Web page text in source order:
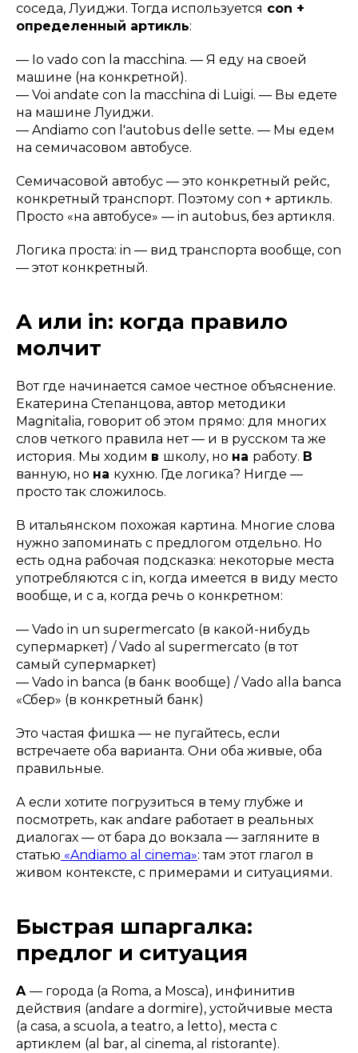
соседа, Луиджи. Тогда используется con +
определенный артикль:
— Io vado con la macchina. — Я еду на своей
машине (на конкретной).
— Voi andate con la macchina di Luigi. — Вы едете
на машине Луиджи.
— Andiamo con l'autobus delle sette. — Мы едем
на семичасовом автобусе.
Семичасовой автобус — это конкретный рейс,
конкретный транспорт. Поэтому con + артикль.
Просто «на автобусе» — in autobus, без артикля.
Логика проста: in — вид транспорта вообще, con
— этот конкретный.
A или in: когда правило
молчит
Вот где начинается самое честное объяснение.
Екатерина Степанцова, автор методики
Magnitalia, говорит об этом прямо: для многих
слов четкого правила нет — и в русском та же
история. Мы ходим в школу, но на работу. В
ванную, но на кухню. Где логика? Нигде —
просто так сложилось.
В итальянском похожая картина. Многие слова
нужно запоминать с предлогом отдельно. Но
есть одна рабочая подсказка: некоторые места
употребляются с in, когда имеется в виду место
вообще, и с a, когда речь о конкретном:
— Vado in un supermercato (в какой-нибудь
супермаркет) /Vado al supermercato (в тот
самый супермаркет)
— Vado in banca (в банк вообще) /Vado alla banca
«Сбер» (в конкретный банк)
Это частая фишка — не пугайтесь, если
встречаете оба варианта. Они оба живые, оба
правильные.
А если хотите погрузиться в тему глубже и
посмотреть, как andare работает в реальных
диалогах — от бара до вокзала — загляните в
статью «Andiamo al cinema»: там этот глагол в
живом контексте, с примерами и ситуациями.
Быстрая шпаргалка:
предлог и ситуация
A — города (a Roma, a Mosca), инфинитив
действия (andare a dormire), устойчивые места
(a casa, a scuola, a teatro, a letto), места с
артиклем (al bar, al cinema, al ristorante).